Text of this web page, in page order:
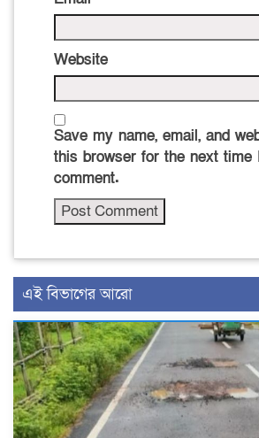
Website
Save my name, email, and
this browser for the next time
comment.
এই বিভাগের আরো